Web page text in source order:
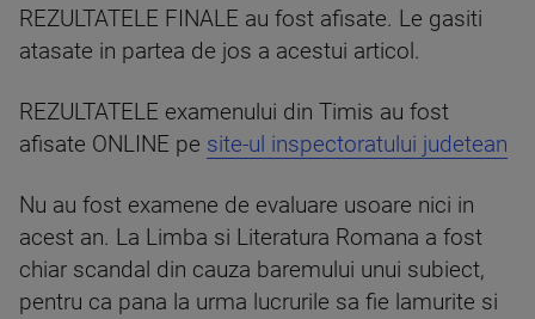
REZULTATELE FINALE au fost afisate. Le gasiti
atasate in partea de jos a acestui articol.
REZULTATELE examenului din Timis au fost
afisate ONLINE pe site-ul inspectoratului judetean
Nu au fost examene de evaluare usoare nici in
acest an. La Limba si Literatura Romana a fost
chiar scandal din cauza baremului unui subiect,
pentru ca pana la urma lucrurile sa fie lamurite si